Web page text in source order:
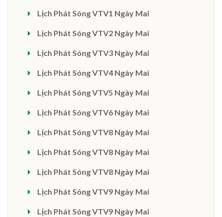
Lịch Phát Sóng VTV1 Ngày Mai
Lịch Phát Sóng VTV2 Ngày Mai
Lịch Phát Sóng VTV3 Ngày Mai
Lịch Phát Sóng VTV4 Ngày Mai
Lịch Phát Sóng VTV5 Ngày Mai
Lịch Phát Sóng VTV6 Ngày Mai
Lịch Phát Sóng VTV8 Ngày Mai
Lịch Phát Sóng VTV8 Ngày Mai
Lịch Phát Sóng VTV8 Ngày Mai
Lịch Phát Sóng VTV9 Ngày Mai
Lịch Phát Sóng VTV9 Ngày Mai